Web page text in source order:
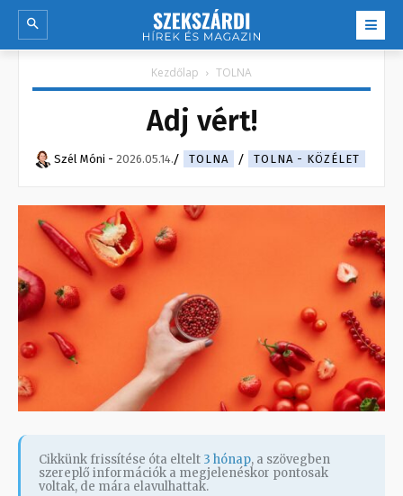
Kezdőlap TOLNA
Adj vért!
Szél Móni - 2026.05.14. TOLNA TOLNA - KÖZÉLET
Cikkünk frissítése óta eltelt 3 hónap, a szövegben
szereplő információk a megjelenéskor pontosak
voltak, de mára elavulhattak.